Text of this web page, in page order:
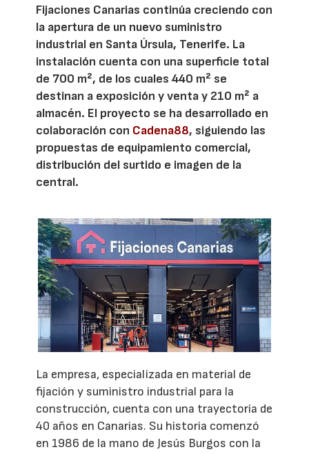
Fijaciones Canarias continúa creciendo con
la apertura de un nuevo suministro
industrial en Santa Úrsula, Tenerife. La
instalación cuenta con una superficie total
de 700 m², de los cuales 440 m² se
destinan a exposición y venta y 210 m² a
almacén. El proyecto se ha desarrollado en
colaboración con Cadena88, siguiendo las
propuestas de equipamiento comercial,
distribución del surtido e imagen de la
central.
La empresa, especializada en material de
fijación y suministro industrial para la
construcción, cuenta con una trayectoria de
40 años en Canarias. Su historia comenzó
en 1986 de la mano de Jesús Burgos con la